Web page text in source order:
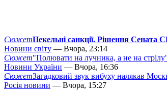
СюжетПекельні санкції. Рішення Сената
Новини світу — Вчора, 23:14
Сюжет"Полювати на лучника, а не на
Новини України — Вчора, 16:36
СюжетЗагадковий звук вибуху налякав
Росія новини — Вчора, 15:27